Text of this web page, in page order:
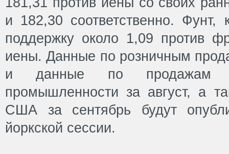
и 182,30 соответственно. Фунт,
поддержку около 1,09 против
иены. Данные по розничным
и данные по продажам в
промышленности за август, а
США за сентябрь будут
йоркской сессии.